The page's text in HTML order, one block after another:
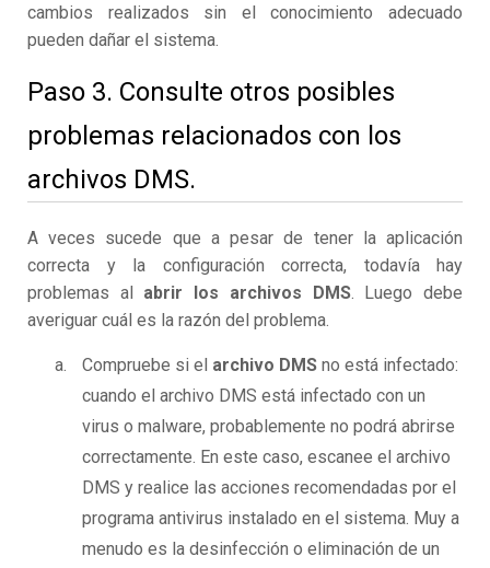
cambios realizados sin el conocimiento adecuado
pueden dañar el sistema.
Paso 3. Consulte otros posibles
problemas relacionados con los
archivos DMS.
A veces sucede que a pesar de tener la aplicación
correcta y la configuración correcta, todavía hay
problemas al abrir los archivos DMS. Luego debe
averiguar cuál es la razón del problema.
Compruebe si el archivo DMS no está infectado:
cuando el archivo DMS está infectado con un
virus o malware, probablemente no podrá abrirse
correctamente. En este caso, escanee el archivo
DMS y realice las acciones recomendadas por el
programa antivirus instalado en el sistema. Muy a
menudo es la desinfección o eliminación de un